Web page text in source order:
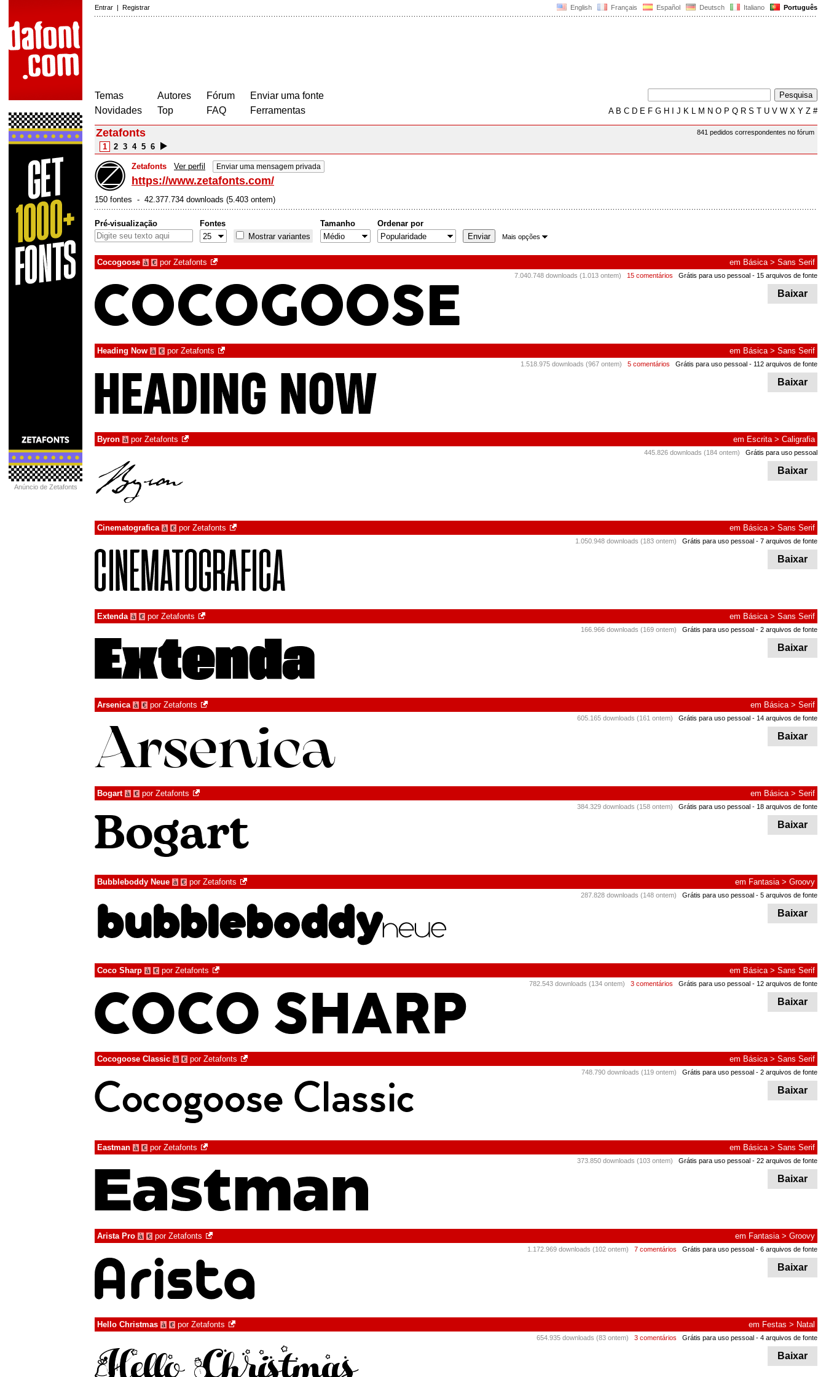
English Français Español Deutsch Italiano Português
Entrar | Registrar
Temas
Novidades
Autores
Top
Fórum
FAQ
Enviar uma fonte
Ferramentas
AB C D E F G H J K L M N O P Q R S T U V W X Y Z #
Anúncio de Zetafonts
841 pedidos correspondentes no fórum
Zetafonts
1 2 3 4 5 6
Zetafonts Ver perfil Enviar uma mensagem privada
https://www.zetafonts.com/
150 fontes - 42.377.734 downloads (5.403 ontem)
Pré-visualização
Fontes
Mostrar variantes
Tamanho Ordenar por
Mais opções
Cocogoose à € por Zetafonts em Básica> Sans Serif
7.040.748 downloads (1.013 ontem) 15 comentários Grátis para uso pessoal - 15 arquivos de fonte
Baixar
Heading Now à € por Zetafonts em Básica> Sans Serif
1.518.975 downloads (967 ontem) 5 comentários Grátis para uso pessoal - 112 arquivos de fonte
Baixar
Byron à por Zetafonts em Escrita> Caligrafia
445.826 downloads (184 ontem) Grátis para uso pessoal
Baixar
Cinematografica à € por Zetafonts em Básica> Sans Serif
1.050.948 downloads (183 ontem) Grátis para uso pessoal - 7 arquivos de fonte
Baixar
Extenda à € por Zetafonts em Básica> Sans Serif
166.966 downloads (169 ontem) Grátis para uso pessoal - 2 arquivos de fonte
Baixar
Arsenica à € por Zetafonts em Básica> Serif
605.165 downloads (161 ontem) Grátis para uso pessoal - 14 arquivos de fonte
Baixar
Bogart à € por Zetafonts em Básica> Serif
384.329 downloads (158 ontem) Grátis para uso pessoal - 18 arquivos de fonte
Baixar
Bubbleboddy Neue à € por Zetafonts em Fantasia> Groovy
287.828 downloads (148 ontem) Grátis para uso pessoal - 5 arquivos de fonte
Baixar
Coco Sharp à € por Zetafonts em Básica> Sans Serif
782.543 downloads (134 ontem) 3 comentários Grátis para uso pessoal - 12 arquivos de fonte
Baixar
Cocogoose Classic à € por Zetafonts em Básica> Sans Serif
748.790 downloads (119 ontem) Grátis para uso pessoal - 2 arquivos de fonte
Baixar
Eastman à € por Zetafonts em Básica> Sans Serif
373.850 downloads (103 ontem) Grátis para uso pessoal - 22 arquivos de fonte
Baixar
Arista Pro à € por Zetafonts em Fantasia> Groovy
1.172.969 downloads (102 ontem) 7 comentários Grátis para uso pessoal - 6 arquivos de fonte
Baixar
Hello Christmas à € por Zetafonts em Festas > Natal
654.935 downloads (83 ontem) 3 comentários Grátis para uso pessoal - 4 arquivos de fonte
Baixar